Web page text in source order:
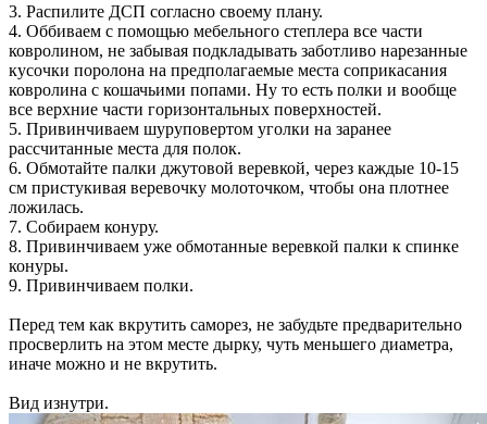
3. Распилите ДСП согласно своему плану.
4. Оббиваем с помощью мебельного степлера все части
ковролином, не забывая подкладывать заботливо нарезанные
кусочки поролона на предполагаемые места соприкасания
ковролина с кошачьими попами. Ну то есть полки и вообще
все верхние части горизонтальных поверхностей.
5. Привинчиваем шуруповертом уголки на заранее
рассчитанные места для полок.
6. Обмотайте палки джутовой веревкой, через каждые 10-15
см пристукивая веревочку молоточком, чтобы она плотнее
ложилась.
7. Собираем конуру.
8. Привинчиваем уже обмотанные веревкой палки к спинке
конуры.
9. Привинчиваем полки.
Перед тем как вкрутить саморез, не забудьте предварительно
просверлить на этом месте дырку, чуть меньшего диаметра,
иначе можно и не вкрутить.
Вид изнутри.